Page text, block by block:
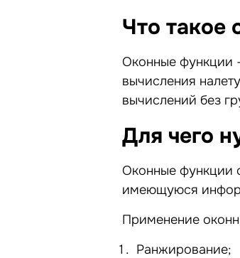
Что такое
Оконные функции
вычисления
вычислений без
Для чего
Оконные функции
имеющуюся
Применение
Ранжирование;